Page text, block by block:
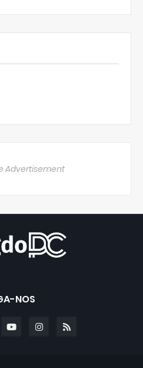
Advertisement
NOS